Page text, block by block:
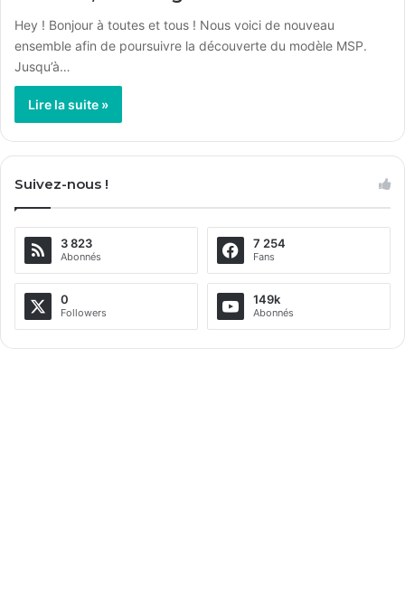
Hey ! Bonjour à toutes et tous ! Nous voici de nouveau
ensemble afin de poursuivre la découverte du modèle MSP.
Jusqu’à…
Lire la suite »
Suivez-nous !
3 823
Abonnés
7 254
Fans
0
Followers
149k
Abonnés